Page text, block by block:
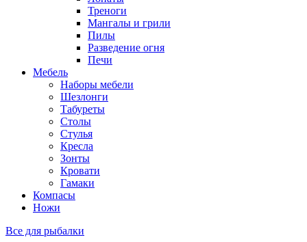
Треноги
Мангалы и грили
Пилы
Разведение огня
Печи
Мебель
Наборы мебели
Шезлонги
Табуреты
Столы
Стулья
Кресла
Зонты
Кровати
Гамаки
Компасы
Ножи
Все для рыбалки